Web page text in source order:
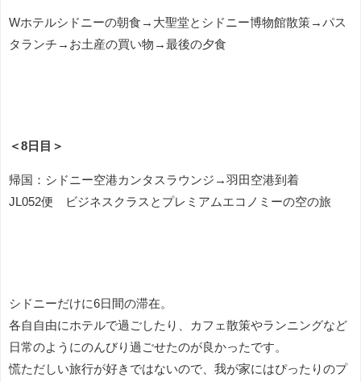
Wホテルシドニーの朝食→大聖堂とシドニー博物館散策→パス
タランチ→お土産の買い物→最後の夕食
＜8日目＞
帰国：シドニー空港カンタスラウンジ→羽田空港到着
JL052便 ビジネスクラスとプレミアムエコノミーの空の旅
シドニーだけに6日間の滞在。
各自自由にホテルで過ごしたり、カフェ散策やランニングなど
日常のようにのんびり過ごせたのが良かったです。
慌ただしい旅行が好きではないので、我が家にはぴったりのプ